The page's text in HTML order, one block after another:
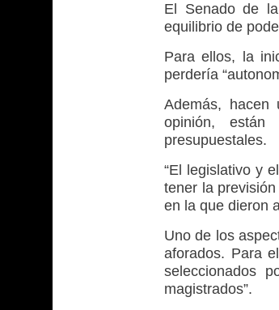
El Senado de
equilibrio de
Para ellos, la
perdería
Además,
opinión,
presupuestales.
“El legislativo y
tener la
en la que dieron
Uno de los
aforados. Para
seleccionados
magistrados”.